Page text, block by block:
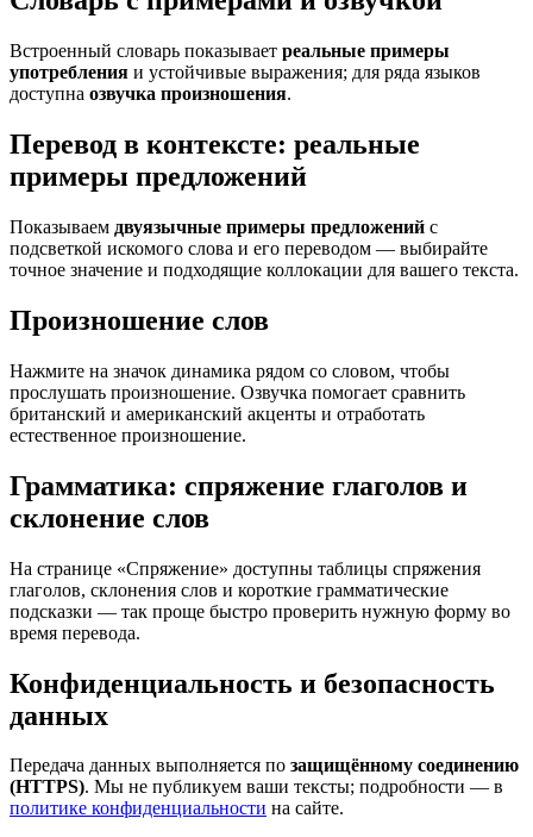
Встроенный словарь показывает реальные примеры
употребления и устойчивые выражения; для ряда языков
доступна озвучка произношения.
Перевод в контексте: реальные
примеры предложений
Показываем двуязычные примеры предложений с
подсветкой искомого слова и его переводом — выбирайте
точное значение и подходящие коллокации для вашего текста.
Произношение слов
Нажмите на значок динамика рядом со словом, чтобы
прослушать произношение. Озвучка помогает сравнить
британский и американский акценты и отработать
естественное произношение.
Грамматика: спряжение глаголов и
склонение слов
На странице «Спряжение» доступны таблицы спряжения
глаголов, склонения слов и короткие грамматические
подсказки — так проще быстро проверить нужную форму во
время перевода.
Конфиденциальность и безопасность
данных
Передача данных выполняется по защищённому соединению
(HTTPS). Мы не публикуем ваши тексты; подробности — в
политике конфиденциальности на сайте.